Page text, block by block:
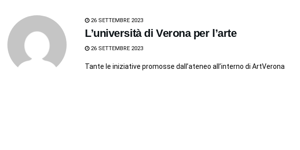
26 SETTEMBRE 2023
L’università di Verona per l’arte
26 SETTEMBRE 2023
Tante le iniziative promosse dall’ateneo all’interno di ArtVerona